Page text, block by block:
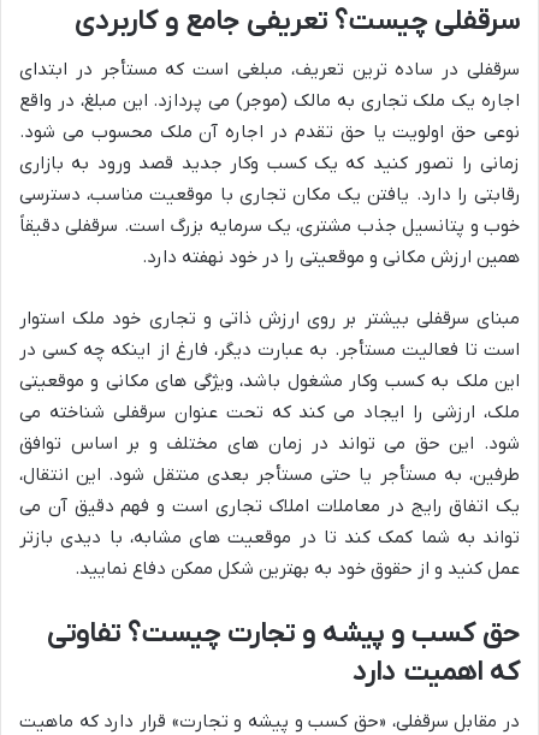
سرقفلی چیست؟ تعریفی جامع و کاربردی
سرقفلی در ساده ترین تعریف، مبلغی است که مستأجر در ابتدای
اجاره یک ملک تجاری به مالک (موجر) می پردازد. این مبلغ، در واقع
نوعی حق اولویت یا حق تقدم در اجاره آن ملک محسوب می شود.
زمانی را تصور کنید که یک کسب وکار جدید قصد ورود به بازاری
رقابتی را دارد. یافتن یک مکان تجاری با موقعیت مناسب، دسترسی
خوب و پتانسیل جذب مشتری، یک سرمایه بزرگ است. سرقفلی دقیقاً
همین ارزش مکانی و موقعیتی را در خود نهفته دارد.
مبنای سرقفلی بیشتر بر روی ارزش ذاتی و تجاری خود ملک استوار
است تا فعالیت مستأجر. به عبارت دیگر، فارغ از اینکه چه کسی در
این ملک به کسب وکار مشغول باشد، ویژگی های مکانی و موقعیتی
ملک، ارزشی را ایجاد می کند که تحت عنوان سرقفلی شناخته می
شود. این حق می تواند در زمان های مختلف و بر اساس توافق
طرفین، به مستأجر یا حتی مستأجر بعدی منتقل شود. این انتقال،
یک اتفاق رایج در معاملات املاک تجاری است و فهم دقیق آن می
تواند به شما کمک کند تا در موقعیت های مشابه، با دیدی بازتر
عمل کنید و از حقوق خود به بهترین شکل ممکن دفاع نمایید.
حق کسب و پیشه و تجارت چیست؟ تفاوتی
که اهمیت دارد
در مقابل سرقفلی، «حق کسب و پیشه و تجارت» قرار دارد که ماهیت